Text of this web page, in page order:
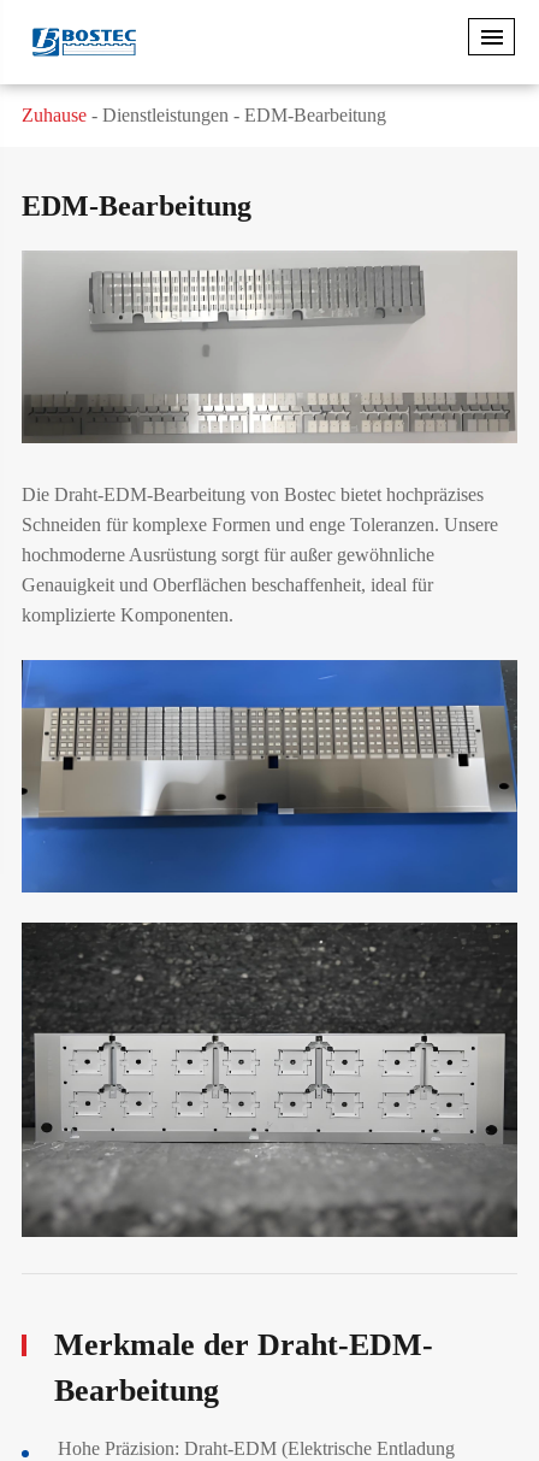
Zuhause Dienstleistungen EDM-Bearbeitung
EDM-Bearbeitung
Die Draht-EDM-Bearbeitung von Bostec bietet hochpräzises
Schneiden für komplexe Formen und enge Toleranzen. Unsere
hochmoderne Ausrüstung sorgt für außer gewöhnliche
Genauigkeit und Oberflächen beschaffenheit, ideal für
komplizierte Komponenten.
Merkmale der Draht-EDM-
Bearbeitung
Hohe Präzision: Draht-EDM (Elektrische Entladung